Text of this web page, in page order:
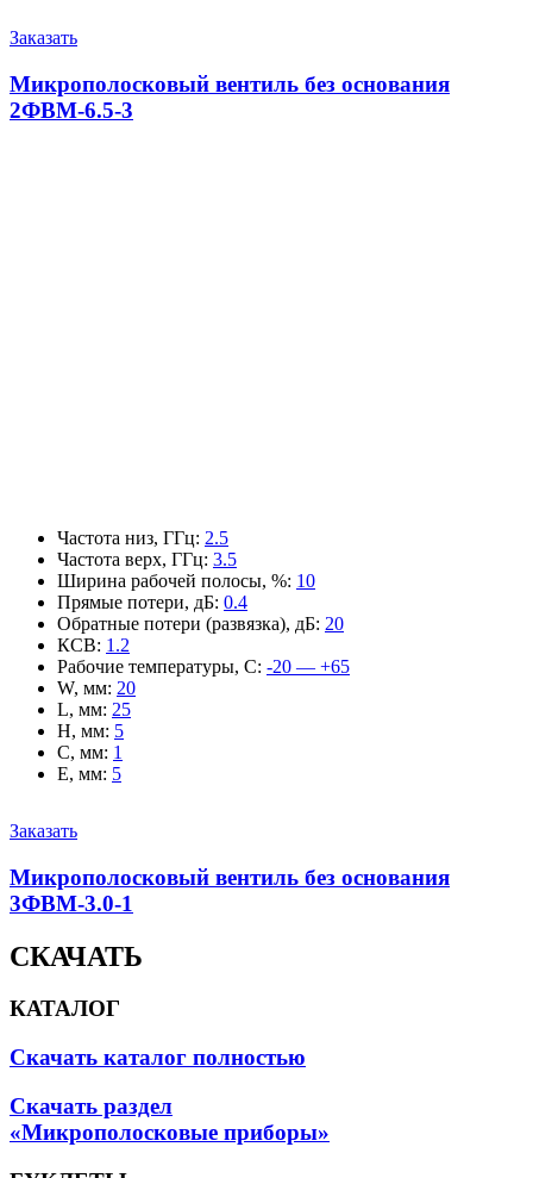
Заказать
Микрополосковый вентиль без основания
2ФВМ-6.5-3
Частота низ, ГГц: 2.5
Частота верх, ГГц: 3.5
Ширина рабочей полосы, %: 10
Прямые потери, дБ: 0.4
Обратные потери (развязка), дБ: 20
КСВ: 1.2
Рабочие температуры, С: -20 — +65
W, мм: 20
L, мм: 25
H, мм: 5
C, мм: 1
E, мм: 5
Заказать
Микрополосковый вентиль без основания
3ФВМ-3.0-1
СКАЧАТЬ
КАТАЛОГ
Скачать каталог полностью
Скачать раздел
«Микрополосковые приборы»